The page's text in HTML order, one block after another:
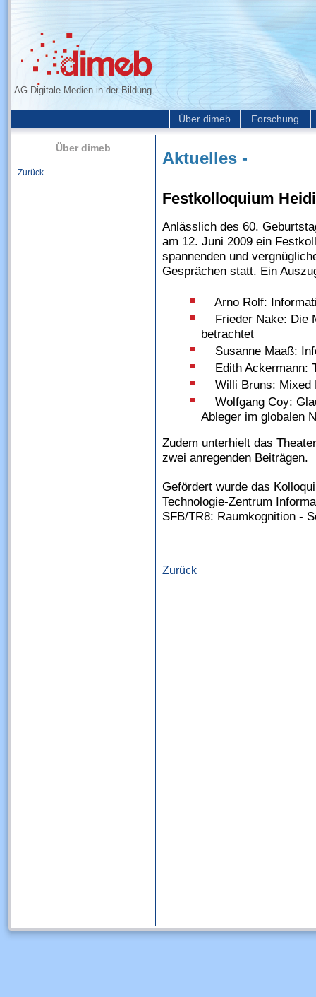
AG Digitale Medien in der Bildung
Über dimeb Forschung
Über dimeb
Zurück
Aktuelles -
Festkolloquium
Anlässlich des 60.
am 12. Juni 2009 ein
spannenden und
Gesprächen statt. Ein
Arno Rolf:
Frieder Nake: Die
betrachtet
Susanne Maaß:
Edith Ackermann:
Willi Bruns: Mixed
Wolfgang Coy:
Ableger im globalen
Zudem unterhielt das
zwei anregenden Beiträgen.
Gefördert wurde das
Technologie-Zentrum
SFB/TR8: Raumkognition -
Zurück